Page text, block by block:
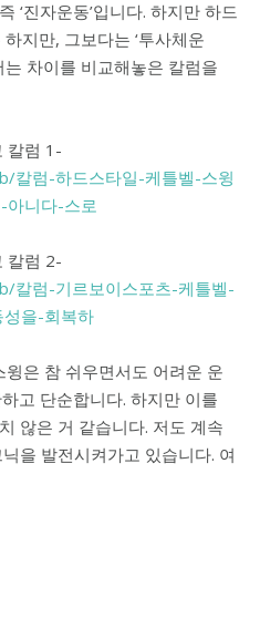
‘진자운동’입니다. 하지만 하드
지만, 그보다는 ‘투사체운
는 차이를 비교해놓은 칼럼을
칼럼 1-
럼-하드스타일-케틀벨-스윙
아니다-스로
칼럼 2-
럼-기르보이스포츠-케틀벨-
을-회복하
은 참 쉬우면서도 어려운 운
고 단순합니다. 하지만 이를
않은 거 같습니다. 저도 계속
을 발전시켜가고 있습니다. 여